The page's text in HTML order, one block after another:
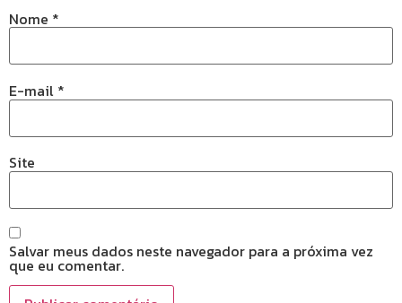
Nome *
E-mail *
Site
Salvar meus dados neste navegador para a próxima vez
que eu comentar.